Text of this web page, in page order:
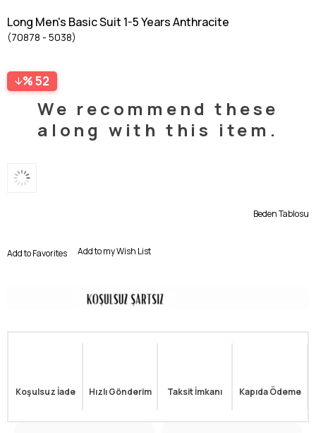
Long Men's Basic Suit 1-5 Years Anthracite
(70878 - 5038)
52
We recommend these
along with this item.
Beden Tablosu
Add to Favorites Add to my Wish List
Koşulsuz İade Hızlı Gönderim Taksit İmkanı Kapıda Ödeme